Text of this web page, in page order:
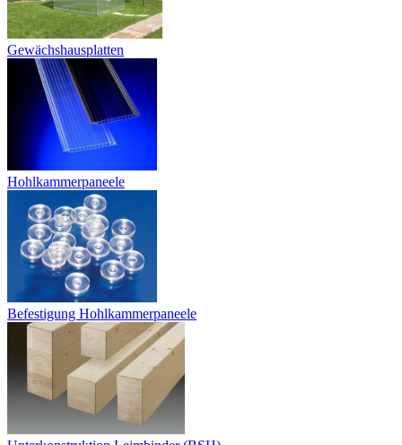
Gewächshausplatten
Hohlkammerpaneele
Befestigung Hohlkammerpaneele